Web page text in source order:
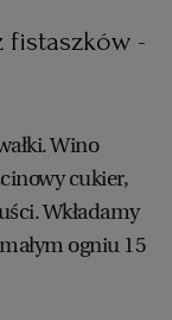
fistaszków -
Wino
cukier,
Wkładamy
ogniu 15